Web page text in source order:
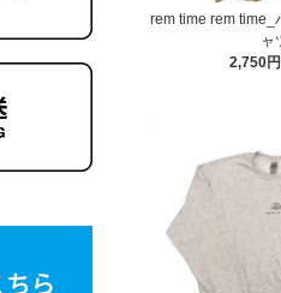
rem time rem time_
ャ
2,750